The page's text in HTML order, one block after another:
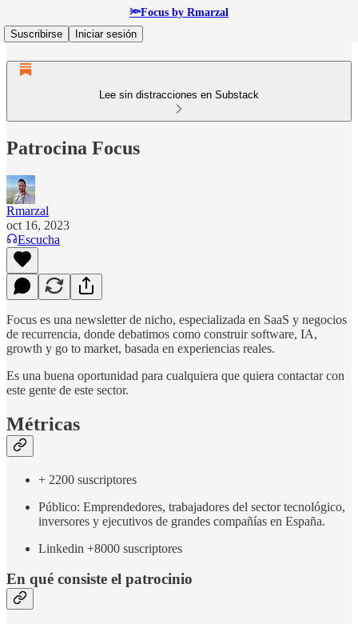
🔦Focus by Rmarzal
Suscribirse
Iniciar sesión
Lee sin distracciones en Substack
Patrocina Focus
Rmarzal
oct 16, 2023
Escucha
Focus es una newsletter de nicho, especializada en SaaS y negocios
de recurrencia, donde debatimos como construir software, IA,
growth y go to market, basada en experiencias reales.
Es una buena oportunidad para cualquiera que quiera contactar con
este gente de este sector.
Métricas
+ 2200 suscriptores
Público: Emprendedores, trabajadores del sector tecnológico,
inversores y ejecutivos de grandes compañías en España.
Linkedin +8000 suscriptores
En qué consiste el patrocinio